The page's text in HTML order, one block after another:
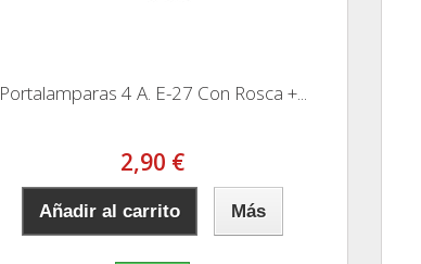
Portalamparas 4 A. E-27 Con Rosca +...
2,90 €
Añadir al carrito Más